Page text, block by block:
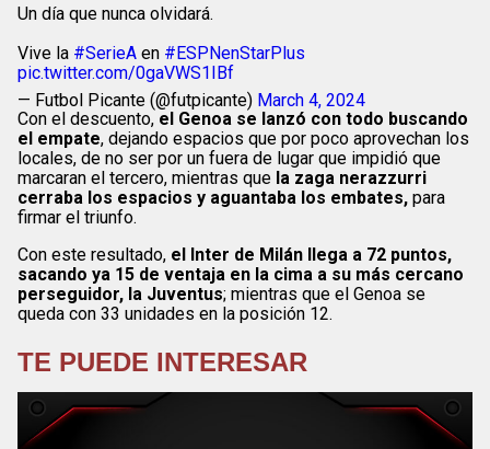
Un día que nunca olvidará.
Vive la #SerieA en #ESPNenStarPlus
pic.twitter.com/0gaVWS1IBf
— Futbol Picante (@futpicante) March 4, 2024
Con el descuento, el Genoa se lanzó con todo buscando
el empate, dejando espacios que por poco aprovechan los
locales, de no ser por un fuera de lugar que impidió que
marcaran el tercero, mientras que la zaga nerazzurri
cerraba los espacios y aguantaba los embates, para
firmar el triunfo.
Con este resultado, el Inter de Milán llega a 72 puntos,
sacando ya 15 de ventaja en la cima a su más cercano
perseguidor, la Juventus; mientras que el Genoa se
queda con 33 unidades en la posición 12.
TE PUEDE INTERESAR